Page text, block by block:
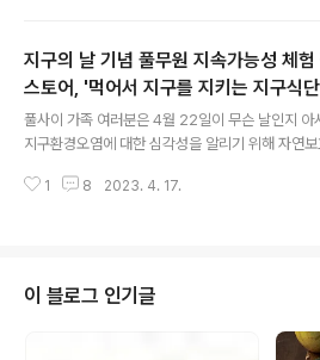
이죠. ㅜ.ㅠ 그렇다면 11월 22일 김치의 날을 맞아
김치와 김장 문화의 계승 발전을 위해 앞장서 온 풀
지엄김치간이 가만히 있을 수가 있나요!! 풀무원 임
과 함께하는 김장김치 나눔 봉사활동이 진행됐는데
번 김장김치 나눔 행사는 뮤지엄김치간이 2016년
로구 자원봉사센터와 연계하여 지역사회를 위해 진
지구의 날 기념 풀무원 지속가능성 체험
스토어, '먹어서 지구를 지키는 지구식
스'
풀사이 가족 여러분은 4월 22일이 무슨 날인지 아
지구환경오염에 대한 심각성을 알리기 위해 자연보
브랜드 '지구식단'이 지구의 날을 그냥 넘겨서는 안
"먹어서 지구를 지킨다"는 콘셉트로 14일부터 27
2주간 아이파크몰 용산점 6층 더센터 더코너 대행
서 진행되는 팝업스토어인데요. '지구식단 캠퍼스'
1 8 2023. 4. 17.
이 블로그 인기글